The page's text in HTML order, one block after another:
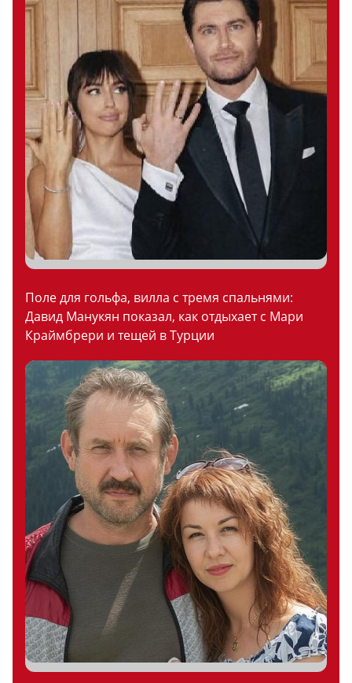
Поле для гольфа, вилла с тремя спальнями:
Давид Манукян показал, как отдыхает с Мари
Краймбрери и тещей в Турции